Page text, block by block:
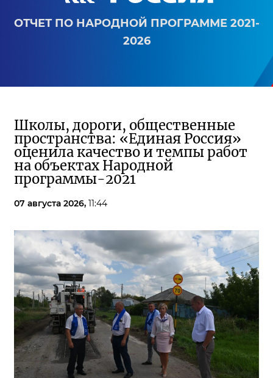
ОТЧЕТ ПО НАРОДНОЙ ПРОГРАММЕ 2021-
2026
Школы, дороги, общественные
пространства: «Единая Россия»
оценила качество и темпы работ
на объектах Народной
программы-2021
07 августа 2026, 11:44